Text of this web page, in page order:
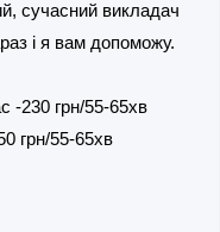
сучасний викладач
і я вам допоможу.
-230 грн/55-65хв
грн/55-65хв